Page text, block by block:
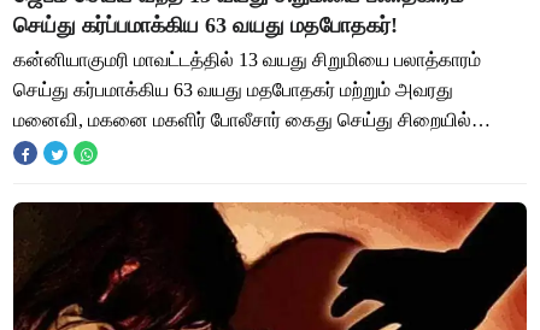
செய்து கர்ப்பமாக்கிய 63 வயது மதபோதகர்!
கன்னியாகுமரி மாவட்டத்தில் 13 வயது சிறுமியை பலாத்காரம்
செய்து கர்பமாக்கிய 63 வயது மதபோதகர் மற்றும் அவரது
மனைவி, மகனை மகளிர் போலீசார் கைது செய்து சிறையில்
அடைத்தனர். கன்னியாகுமரி மாவட்டம் தக்கலை பகுதிய